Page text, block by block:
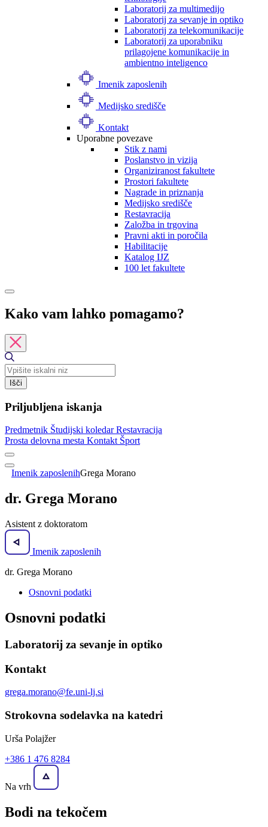
Laboratorij za multimedijo
Laboratorij za sevanje in optiko
Laboratorij za telekomunikacije
Laboratorij za uporabniku
prilagojene komunikacije in
ambientno inteligenco
Imenik zaposlenih
Medijsko središče
Kontakt
Uporabne povezave
Stik z nami
Poslanstvo in vizija
Organiziranost fakultete
Prostori fakultete
Nagrade in priznanja
Medijsko središče
Restavracija
Založba in trgovina
Pravni akti in poročila
Habilitacije
Katalog IJZ
100 let fakultete
Kako vam lahko pomagamo?
Išči
Priljubljena iskanja
Predmetnik Študijski koledarRestavracija
Prosta delovna mesta Kontakt Šport
Imenik zaposlenihGrega Morano
dr. Grega Morano
Asistent z doktoratom
Imenik zaposlenih
dr. Grega Morano
Osnovni podatki
Osnovni podatki
Laboratorij za sevanje in optiko
Kontakt
grega.morano@fe.uni-lj.si
Strokovna sodelavka na katedri
Urša Polajžer
+386 1 476 8284
Na vrh
Bodi na tekočem